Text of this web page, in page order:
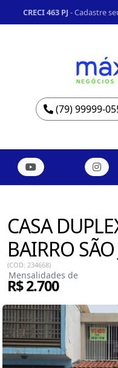
CRECI 463 PJ -Cadastre
(79) 99999-
CASA
BAIRRO SÃO
(COD: 234668)
Mensalidades de
R$ 2.700